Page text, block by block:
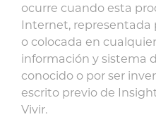
ocurre cuando esta
Internet, representada
o colocada en
información y sistema
conocido o por ser
escrito previo de
Vivir.